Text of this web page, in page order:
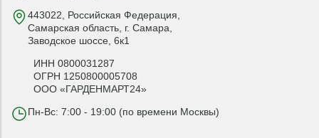
443022, Российская Федерация,
Самарская область, г. Самара,
Заводское шоссе, 6к1
ИНН 0800031287
ОГРН 1250800005708
ООО «ГАРДЕНМАРТ24»
Пн-Вс: 7:00 - 19:00 (по времени Москвы)